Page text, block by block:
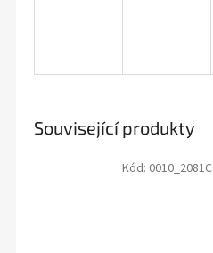
Související produkty
Kód: 0010_2081C